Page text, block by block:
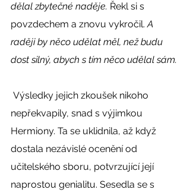
dělal zbytečné naděje. Řekl si s
povzdechem a znovu vykročil. A
raději by něco udělat měl, než budu
dost silný, abych s tím něco udělal sám.
nepřekvapily, snad s výjimkou
Hermiony. Ta se uklidnila, až když
dostala nezávislé ocenění od
učitelského sboru, potvrzující její
naprostou genialitu. Sesedla se s